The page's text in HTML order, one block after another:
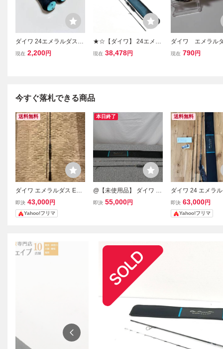
ダイワ 24エメラルダスX
LT2500-DH 純正 EVA ハ
現在 2,200円
★☆【ダイワ】 24エメラ
ルダス エア BTボート 65
現在 38,478円
ダイワ エメラル
ート 3.5-50g
現在 790円
今すぐ落札できる商品
送料無料
ダイワ エメラルダス EX
ボート 511LS-SMT
即決 43,000円
Yahoo!フリマ
本日終了
@【未使用品】 ダイワ 24
エメラルダス EX ボート 5
即決 55,000円
送料無料
ダイワ 24 エメラ
X BOAT 70ML/
T・W エギング
エメラルダスEXボ
即決 63,000円
Yahoo!フリマ